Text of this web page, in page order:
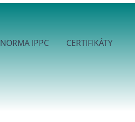
NORMA IPPC CERTIFIKÁTY